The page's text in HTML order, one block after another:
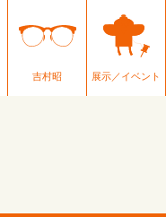
吉村昭 展示／イベント